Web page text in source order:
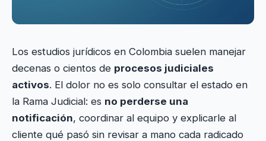
Los estudios jurídicos en Colombia suelen manejar
decenas o cientos de procesos judiciales
activos. El dolor no es solo consultar el estado en
la Rama Judicial: es no perderse una
notificación, coordinar al equipo y explicarle al
cliente qué pasó sin revisar a mano cada radicado